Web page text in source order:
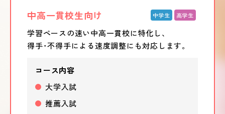
中高一貫校生向け 中学生 高学生
学習ペースの速い中高一貫校に特化し、
得手･不得手による速度調整にも対応します。
コース内容
大学入試
推薦入試